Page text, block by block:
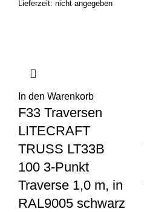
Lieferzeit: nicht angegeben
In den Warenkorb
F33 Traversen
LITECRAFT
TRUSS LT33B
100 3-Punkt
Traverse 1,0 m, in
RAL9005 schwarz